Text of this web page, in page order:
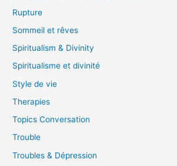
Rupture
Sommeil et rêves
Spiritualism & Divinity
Spiritualisme et divinité
Style de vie
Therapies
Topics Conversation
Trouble
Troubles & Dépression